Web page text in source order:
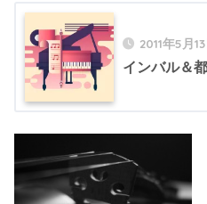
2011年5月
インバル＆